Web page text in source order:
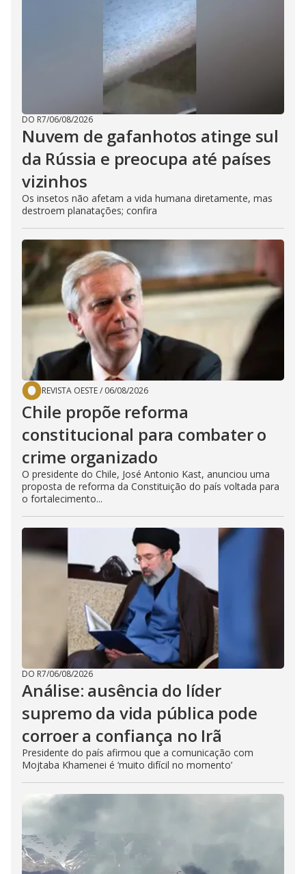
DO R7/06/08/2026
Nuvem de gafanhotos atinge sul
da Rússia e preocupa até países
vizinhos
Os insetos não afetam a vida humana diretamente, mas
destroem planatações; confira
REVISTA OESTE/ 06/08/2026
Chile propõe reforma
constitucional para combater o
crime organizado
O presidente do Chile, José Antonio Kast, anunciou uma
proposta de reforma da Constituição do país voltada para
o fortalecimento...
DO R7/06/08/2026
Análise: ausência do líder
supremo da vida pública pode
corroer a confiança no Irã
Presidente do país afirmou que a comunicação com
Mojtaba Khamenei é ‘muito difícil no momento’